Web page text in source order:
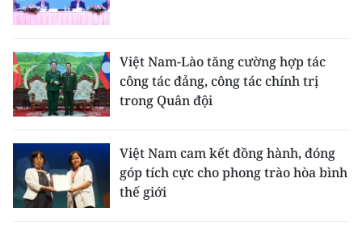
Việt Nam-Lào tăng cường hợp tác
công tác đảng, công tác chính trị
trong Quân đội
Việt Nam cam kết đồng hành, đóng
góp tích cực cho phong trào hòa bình
thế giới